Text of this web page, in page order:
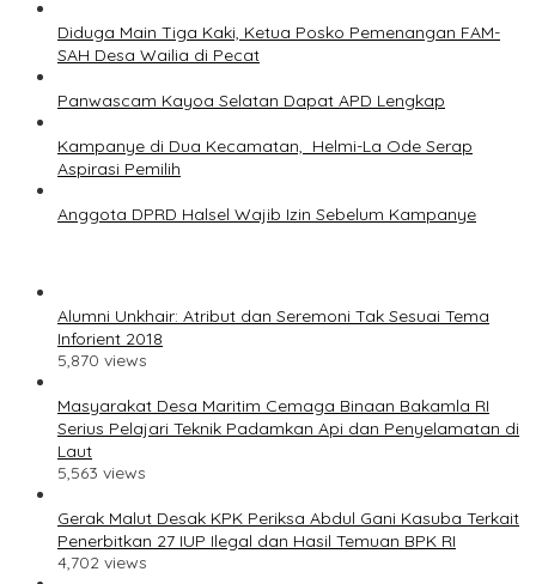
Diduga Main Tiga Kaki, Ketua Posko Pemenangan FAM-
SAH Desa Wailia di Pecat
Panwascam Kayoa Selatan Dapat APD Lengkap
Kampanye di Dua Kecamatan, Helmi-La Ode Serap
Aspirasi Pemilih
Anggota DPRD Halsel Wajib Izin Sebelum Kampanye
Alumni Unkhair: Atribut dan Seremoni Tak Sesuai Tema
Inforient 2018
5,870 views
Masyarakat Desa Maritim Cemaga Binaan Bakamla RI
Serius Pelajari Teknik Padamkan Api dan Penyelamatan di
Laut
5,563 views
Gerak Malut Desak KPK Periksa Abdul Gani Kasuba Terkait
Penerbitkan 27 IUP Ilegal dan Hasil Temuan BPK RI
4,702 views